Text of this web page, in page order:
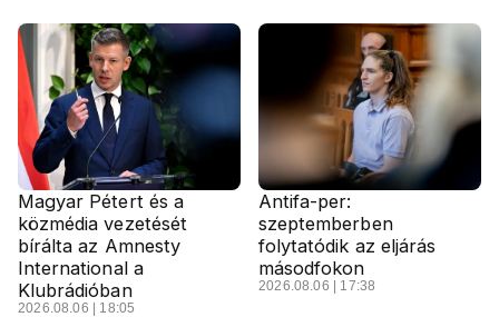
Magyar Pétert és a
közmédia vezetését
bírálta az Amnesty
International a
Klubrádióban
2026.08.06 | 18:05
Antifa-per:
szeptemberben
folytatódik az eljárás
másodfokon
2026.08.06 | 17:38